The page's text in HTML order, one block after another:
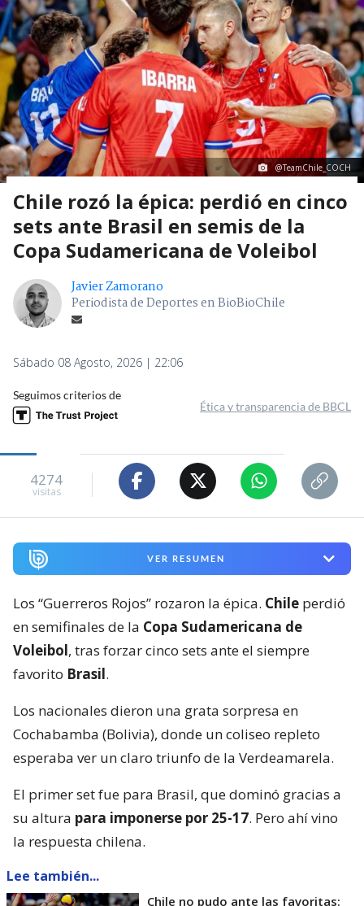
@TeamChile_COCH
Chile rozó la épica: perdió en cinco
sets ante Brasil en semis de la
Copa Sudamericana de Voleibol
Javier Zamorano
Periodista de Deportes en BioBioChile
Sábado 08 Agosto, 2026 | 22:06
Seguimos criterios de
Ética y transparencia de BBCL
4274
visitas
VER RESUMEN
Los “Guerreros Rojos” rozaron la épica. Chile perdió
en semifinales de la Copa Sudamericana de
Voleibol, tras forzar cinco sets ante el siempre
favorito Brasil.
Los nacionales dieron una grata sorpresa en
Cochabamba (Bolivia), donde un coliseo repleto
esperaba ver un claro triunfo de la Verdeamarela.
El primer set fue para Brasil, que dominó gracias a
su altura para imponerse por 25-17. Pero ahí vino
la respuesta chilena.
Lee también...
Chile no pudo ante las favoritas: